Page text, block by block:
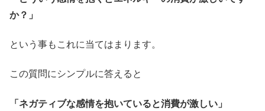
か？」
という事もこれに当てはまります。
この質問にシンプルに答えると
「ネガティブな感情を抱いていると消費が激しい」